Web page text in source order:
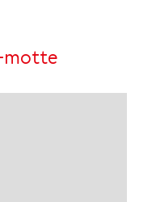
motte